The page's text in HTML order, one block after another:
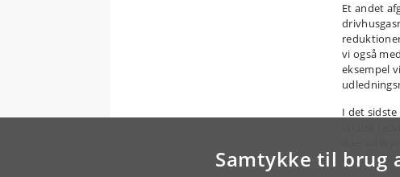
Samtykke til brug
Et andet
vi også
eksempel
I det
dansk